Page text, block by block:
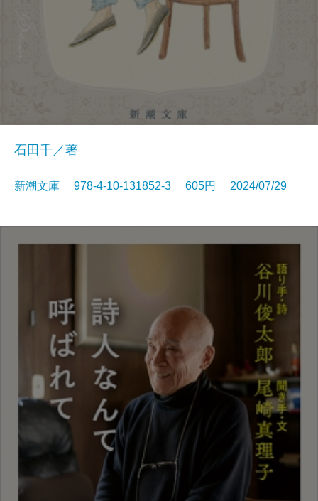
石田千／著
新潮文庫 978-4-10-131852-3 605円 2024/07/29